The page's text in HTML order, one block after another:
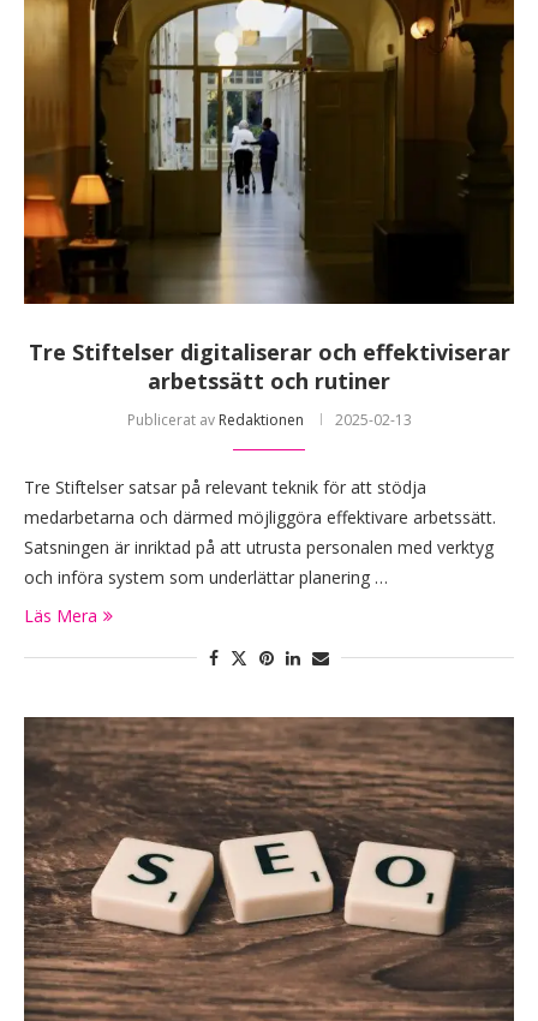
Tre Stiftelser digitaliserar och effektiviserar
arbetssätt och rutiner
Publicerat av Redaktionen 2025-02-13
Tre Stiftelser satsar på relevant teknik för att stödja
medarbetarna och därmed möjliggöra effektivare arbetssätt.
Satsningen är inriktad på att utrusta personalen med verktyg
och införa system som underlättar planering …
Läs Mera